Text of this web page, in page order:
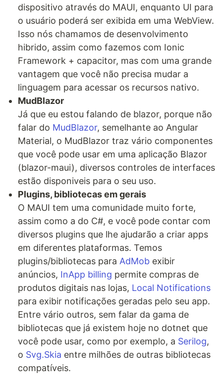
dispositivo através do MAUI, enquanto UI para
o usuário poderá ser exibida em uma WebView.
Isso nós chamamos de desenvolvimento
hibrido, assim como fazemos com Ionic
Framework + capacitor, mas com uma grande
vantagem que você não precisa mudar a
linguagem para acessar os recursos nativo.
MudBlazor
Já que eu estou falando de blazor, porque não
falar do MudBlazor, semelhante ao Angular
Material, o MudBlazor traz vário componentes
que você pode usar em uma aplicação Blazor
(blazor-maui), diversos controles de interfaces
estão disponiveis para o seu uso.
Plugins, bibliotecas em gerais
O MAUI tem uma comunidade muito forte,
assim como a do C#, e você pode contar com
diversos plugins que lhe ajudarão a criar apps
em diferentes plataformas. Temos
plugins/bibliotecas para AdMob exibir
anúncios, InApp billing permite compras de
produtos digitais nas lojas, Local Notifications
para exibir notificações geradas pelo seu app.
Entre vário outros, sem falar da gama de
bibliotecas que já existem hoje no dotnet que
você pode usar, como por exemplo, a Serilog,
o Svg.Skia entre milhões de outras bibliotecas
compatíveis.